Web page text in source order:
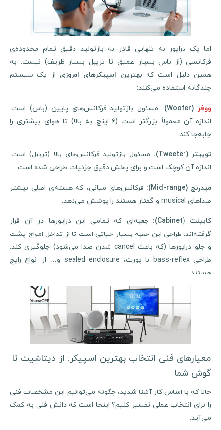
اما یک درایور به تنهایی قادر به بازتولید دقیق تمام محدوده‌ی
فرکانسی (از باس بسیار عمیق تا تریبل بسیار ظریف) نیست. به
همین دلیل است کهبهترین اسپیکرهای امروزیاز یک سیستم
چندگانه استفاده می‌کنند:
ووفر(Woofer):
مسئول بازتولید فرکانس‌های پایین (باس) است.
اندازه آن معمولاً بزرگتر است (۶ اینچ به بالا) تا هوای بیشتری را
جابه‌جا کند.
توییتر(Tweeter):
مسئول بازتولید فرکانس‌های بالا (تریبل) است.
اندازه آن کوچک است و برای پخش دقیق جزئیات طراحی شده است.
میدرنج(Mid-range):
فرکانس‌های میانی، که هسته‌ی اصلی بیشتر
صداهای musical و گفتار هستند را پوشش می‌دهد.
کابینت(Cabinet):
جعبه‌ای که تمامی این درایورها در آن قرار
گرفته‌اند. طراحی این جعبه بسیار حیاتی است تا از تداخل امواج پشت
و جلو درایورها (که باعث cancel شدن صدا می‌شود) جلوگیری کند.
طراحی bass-reflex با پورت، sealed enclosure و… از انواع رایج
هستند.
معیارهای فنی انتخاب بهترین اسپیکر: از دیتاشیت تا
گوش شما
حالا که با اساس کار آشنا شدید، چگونه می‌توانیم این مشخصات فنی
را برای انتخاب عملی تفسیر کنیم؟ اینجا است که دانش فنی به کمک
می‌آید.